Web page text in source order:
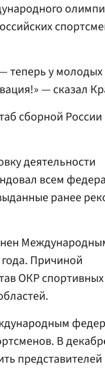
теперь у
— сказал
сборной
деятельности
всем
ранее
Причиной
ОКР
В
представителей